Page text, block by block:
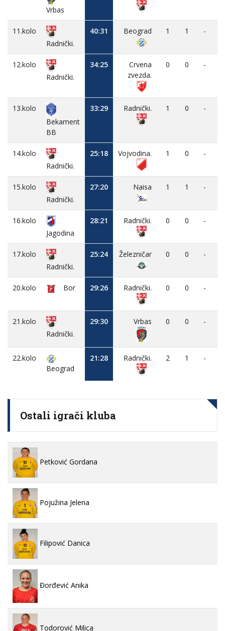
Vrbas
11.kolo
Radnički.
40:31 Beograd 1 1 -
12.kolo
Radnički.
34:25
Crvena
zvezda.
0 0 -
13.kolo
Bekament
BB
33:29 Radnički. 1 0 -
14.kolo
Radnički.
25:18 Vojvodina. 1 0 -
15.kolo
Radnički.
27:20 Naisa 1 1 -
16.kolo
Jagodina
28:21 Radnički. 0 0 -
17.kolo
Radnički.
25:24 Železničar 0 0 -
20.kolo Bor 29:26 Radnički. 0 0 -
21.kolo
Radnički.
29:30 Vrbas 0 0 -
22.kolo
Beograd
21:28 Radnički. 2 1 -
Ostali igrači kluba
Petković Gordana
Pojužina Jelena
Filipović Danica
Đorđević Anika
Todorović Milica